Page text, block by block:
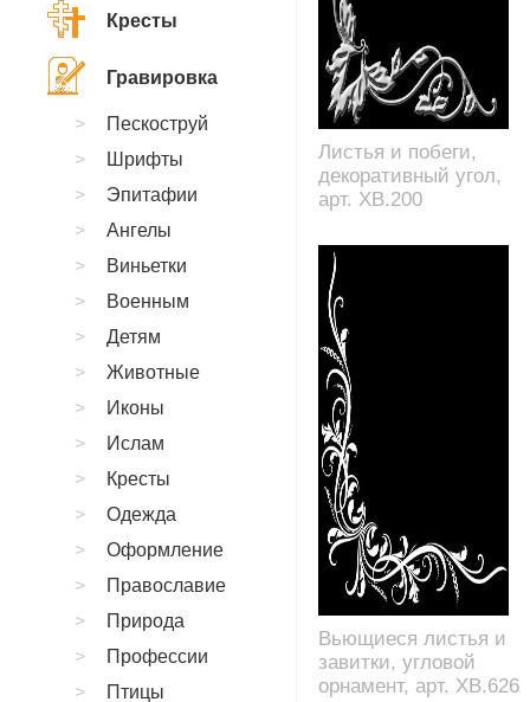
Листья и побеги,
декоративный угол,
арт. XB.200
Вьющиеся листья и
завитки, угловой
орнамент, арт. XB.626
Кресты
Гравировка
Пескоструй
Шрифты
Эпитафии
Ангелы
Виньетки
Военным
Детям
Животные
Иконы
Ислам
Кресты
Одежда
Оформление
Православие
Природа
Профессии
Птицы